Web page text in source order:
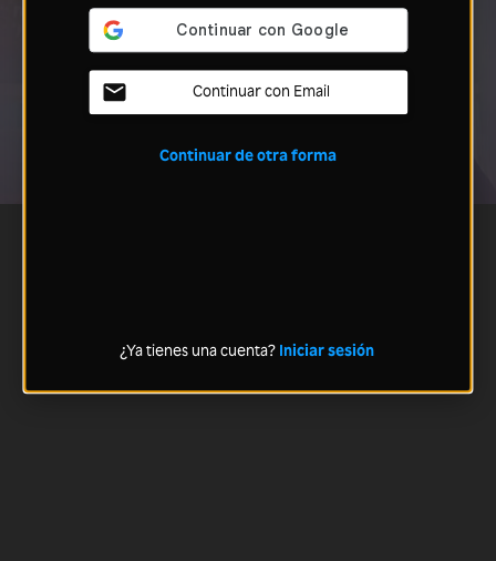
Continuar con Email
Continuar de otra forma
¿Ya tienes una cuenta? Iniciar sesión